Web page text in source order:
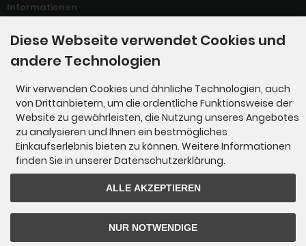
Informationen
Willkommen bei der G-Manufaktur
Links
Kontakt
Unsere AGBs
Servicepreise
Wir über uns !!!
Liefer- und Versandkosten
Diese Webseite verwendet Cookies und
andere Technologien
Wir verwenden Cookies und ähnliche Technologien, auch
von Drittanbietern, um die ordentliche Funktionsweise der
Website zu gewährleisten, die Nutzung unseres Angebotes
zu analysieren und Ihnen ein bestmögliches
Einkaufserlebnis bieten zu können. Weitere Informationen
finden Sie in unserer Datenschutzerklärung.
ALLE AKZEPTIEREN
NUR NOTWENDIGE